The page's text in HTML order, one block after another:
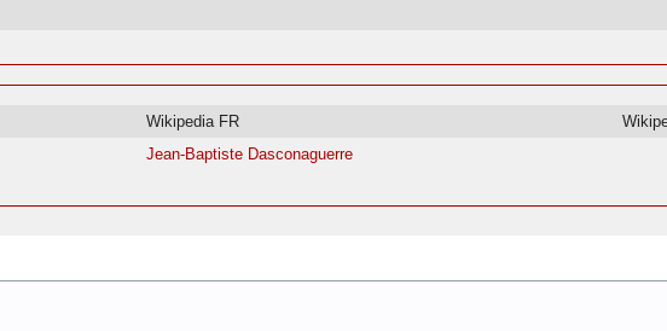
Wikipedia FR
Jean-Baptiste Dasconaguerre